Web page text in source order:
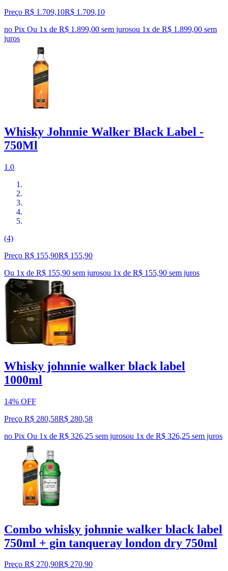
Preço R$ 1.709,10R$ 1.709,10
no Pix Ou 1x de R$ 1.899,00 sem jurosou 1x de R$ 1.899,00 sem
juros
Whisky Johnnie Walker Black Label -
750Ml
1.0
(4)
Preço R$ 155,90R$ 155,90
Ou 1x de R$ 155,90 sem jurosou 1x de R$ 155,90 sem juros
Whisky johnnie walker black label
1000ml
14% OFF
Preço R$ 280,58R$ 280,58
no Pix Ou 1x de R$ 326,25 sem jurosou 1x de R$ 326,25 sem juros
Combo whisky johnnie walker black label
750ml + gin tanqueray london dry 750ml
Preço R$ 270,90R$ 270,90